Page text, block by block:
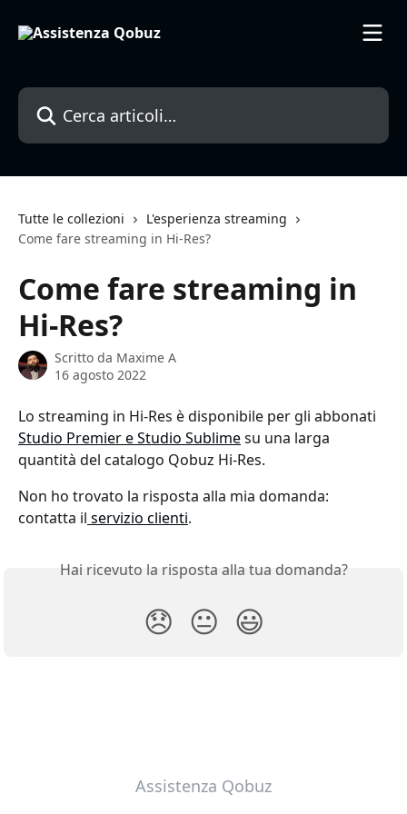
Cerca articoli…
Tutte le collezioni
L'esperienza streaming
Come fare streaming in Hi-Res?
Come fare streaming in
Hi-Res?
Scritto da Maxime A
16 agosto 2022
Lo streaming in Hi-Res è disponibile per gli abbonati
Studio Premier e Studio Sublime su una larga
quantità del catalogo Qobuz Hi-Res.
Non ho trovato la risposta alla mia domanda:
contatta il servizio clienti.
Hai ricevuto la risposta alla tua domanda?
😞 😐 😃
Assistenza Qobuz